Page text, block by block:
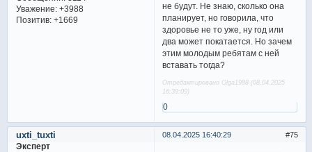
Уважение: +3988
Позитив: +1669
не будут. Не знаю, сколько она
планирует, но говорила, что
здоровье не то уже, ну год или
два может покатается. Но зачем
этим молодым ребятам с ней
вставать тогда?
Отредактировано Olga1988 (08.04.2025
16:39:09)
0
75
08.04.2025 16:40:29
uxti_tuxti
Эксперт